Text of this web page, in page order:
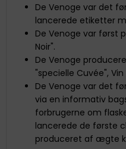
De Venoge var det
lancerede etiketter
De Venoge var først
Noir".
De Venoge
"specielle Cuvée",
De Venoge var det
via en informativ
forbrugerne om
lancerede de første
produceret af ægte